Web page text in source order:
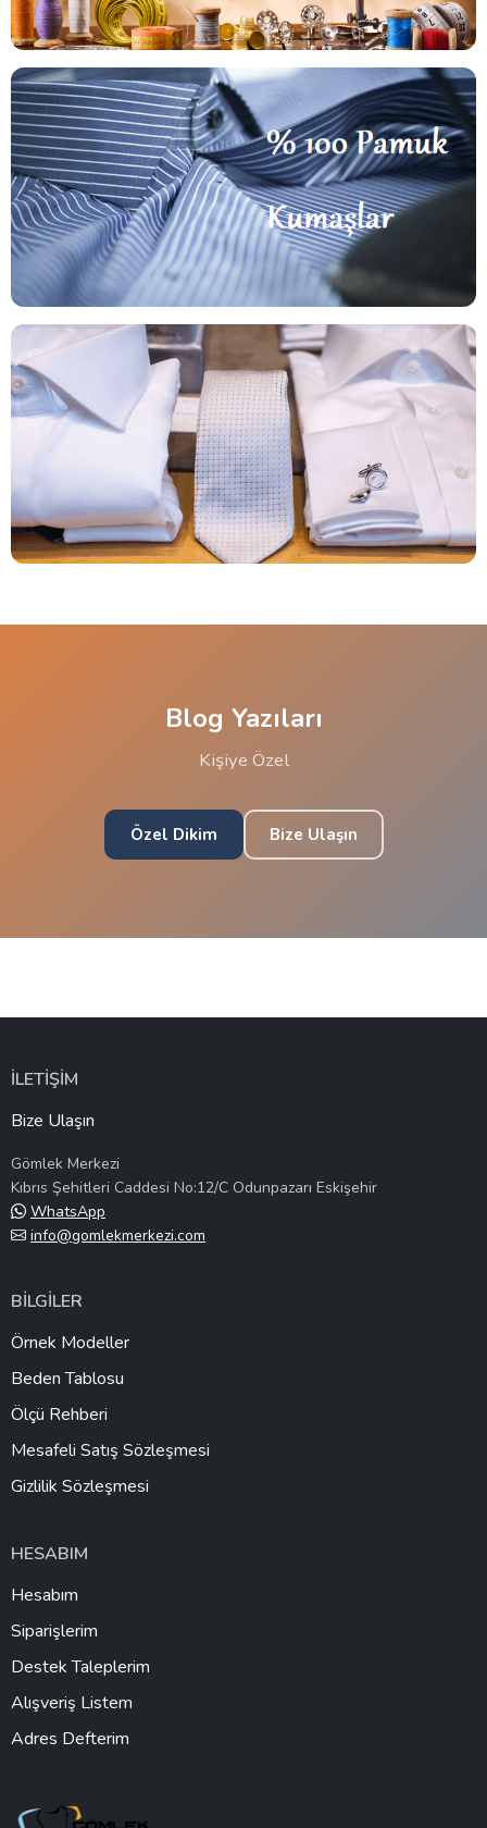
Blog Yazıları
Kişiye Özel
Özel Dikim Bize Ulaşın
İLETİŞİM
Bize Ulaşın
Gömlek Merkezi
Kıbrıs Şehitleri Caddesi No:12/C Odunpazarı Eskişehir
WhatsApp
info@gomlekmerkezi.com
BİLGİLER
Örnek Modeller
Beden Tablosu
Ölçü Rehberi
Mesafeli Satış Sözleşmesi
Gizlilik Sözleşmesi
HESABIM
Hesabım
Siparişlerim
Destek Taleplerim
Alışveriş Listem
Adres Defterim